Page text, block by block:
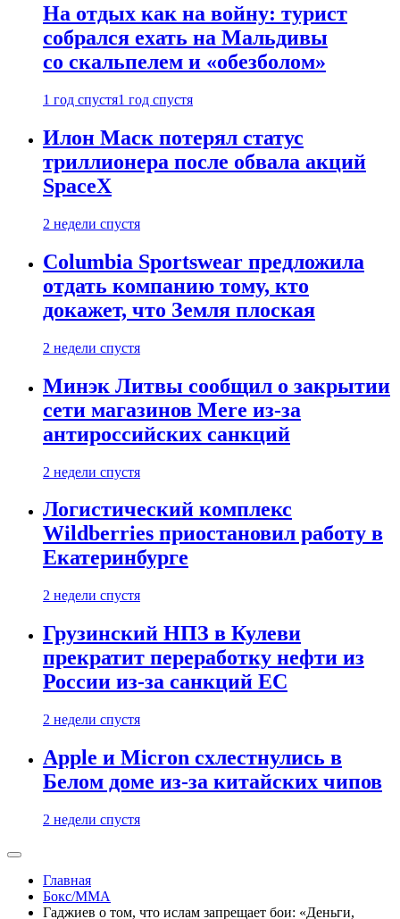
На отдых как на войну: турист
собрался ехать на Мальдивы
со скальпелем и «обезболом»
1 год спустя1 год спустя
Илон Маск потерял статус
триллионера после обвала акций
SpaceX
2 недели спустя
Columbia Sportswear предложила
отдать компанию тому, кто
докажет, что Земля плоская
2 недели спустя
Минэк Литвы сообщил о закрытии
сети магазинов Mere из-за
антироссийских санкций
2 недели спустя
Логистический комплекс
Wildberries приостановил работу в
Екатеринбурге
2 недели спустя
Грузинский НПЗ в Кулеви
прекратит переработку нефти из
России из-за санкций ЕС
2 недели спустя
Apple и Micron схлестнулись в
Белом доме из-за китайских чипов
2 недели спустя
Главная
Бокс/MMA
Гаджиев о том, что ислам запрещает бои: «Деньги,